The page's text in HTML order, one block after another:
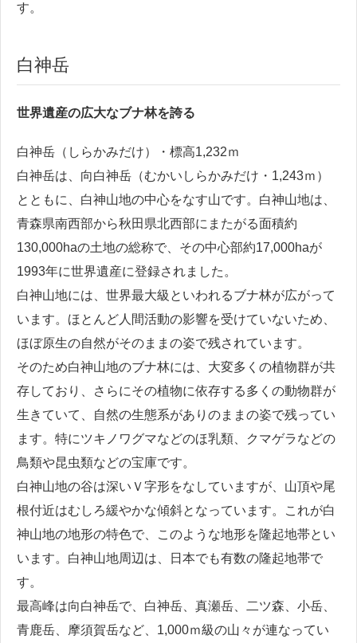
す。
白神岳
世界遺産の広大なブナ林を誇る
白神岳（しらかみだけ）・標高1,232ｍ
白神岳は、向白神岳（むかいしらかみだけ・1,243ｍ）
とともに、白神山地の中心をなす山です。白神山地は、
青森県南西部から秋田県北西部にまたがる面積約
130,000haの土地の総称で、その中心部約17,000haが
1993年に世界遺産に登録されました。
白神山地には、世界最大級といわれるブナ林が広がって
います。ほとんど人間活動の影響を受けていないため、
ほぼ原生の自然がそのままの姿で残されています。
そのため白神山地のブナ林には、大変多くの植物群が共
存しており、さらにその植物に依存する多くの動物群が
生きていて、自然の生態系がありのままの姿で残ってい
ます。特にツキノワグマなどのほ乳類、クマゲラなどの
鳥類や昆虫類などの宝庫です。
白神山地の谷は深いＶ字形をなしていますが、山頂や尾
根付近はむしろ緩やかな傾斜となっています。これが白
神山地の地形の特色で、このような地形を隆起地帯とい
います。白神山地周辺は、日本でも有数の隆起地帯で
す。
最高峰は向白神岳で、白神岳、真瀬岳、二ツ森、小岳、
青鹿岳、摩須賀岳など、1,000ｍ級の山々が連なってい